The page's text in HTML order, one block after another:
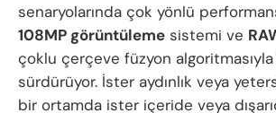
senaryolarında çok yönlü
108MP görüntüleme sistemi ve
çoklu çerçeve füzyon algoritmasıyla
sürdürüyor. İster aydınlık veya
bir ortamda ister içeride veya